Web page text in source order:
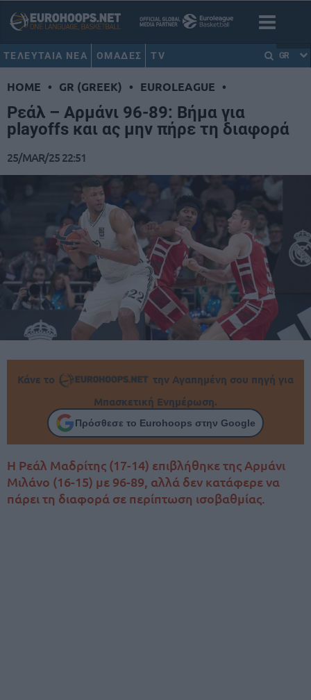
ΤΕΛΕΥΤΑΙΑ ΝΕΑ ΟΜΑΔΕΣ TV GR
HOME • GR (GREEK) • EUROLEAGUE •
Ρεάλ – Αρμάνι 96-89: Βήμα για
playoffs και ας μην πήρε τη διαφορά
25/MAR/25 22:51
Κάνε το
την Αγαπημένη σου πηγή για
Μπασκετική Ενημέρωση.
Πρόσθεσε το Eurohoops στην Google
Η Ρεάλ Μαδρίτης (17-14) επιβλήθηκε της Αρμάνι
Μιλάνο (16-15) με 96-89, αλλά δεν κατάφερε να
πάρει τη διαφορά σε περίπτωση ισοβαθμίας.